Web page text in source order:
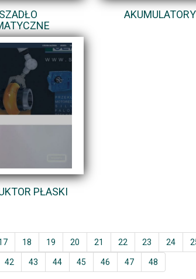
PŁASKI
18 19 20 21 22 23 24
42 43 44 45 46 47 48